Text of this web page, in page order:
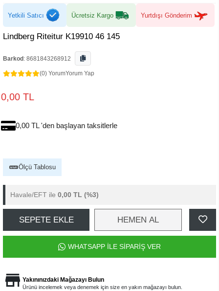
Yetkili Satıcı Ücretsiz Kargo Yurtdışı Gönderim
Lindberg Riteitur K19910 46 145
Barkod : 8681843268912
(0) YorumYorum Yap
0,00 TL
0,00 TL 'den başlayan taksitlerle
Ölçü Tablosu
Havale/EFT ile 0,00 TL (%3)
SEPETE EKLE HEMEN AL
WHATSAPP İLE SİPARİŞ VER
Yakınınızdaki Mağazayı Bulun
Ürünü incelemek veya denemek için size en yakın mağazayı bulun.